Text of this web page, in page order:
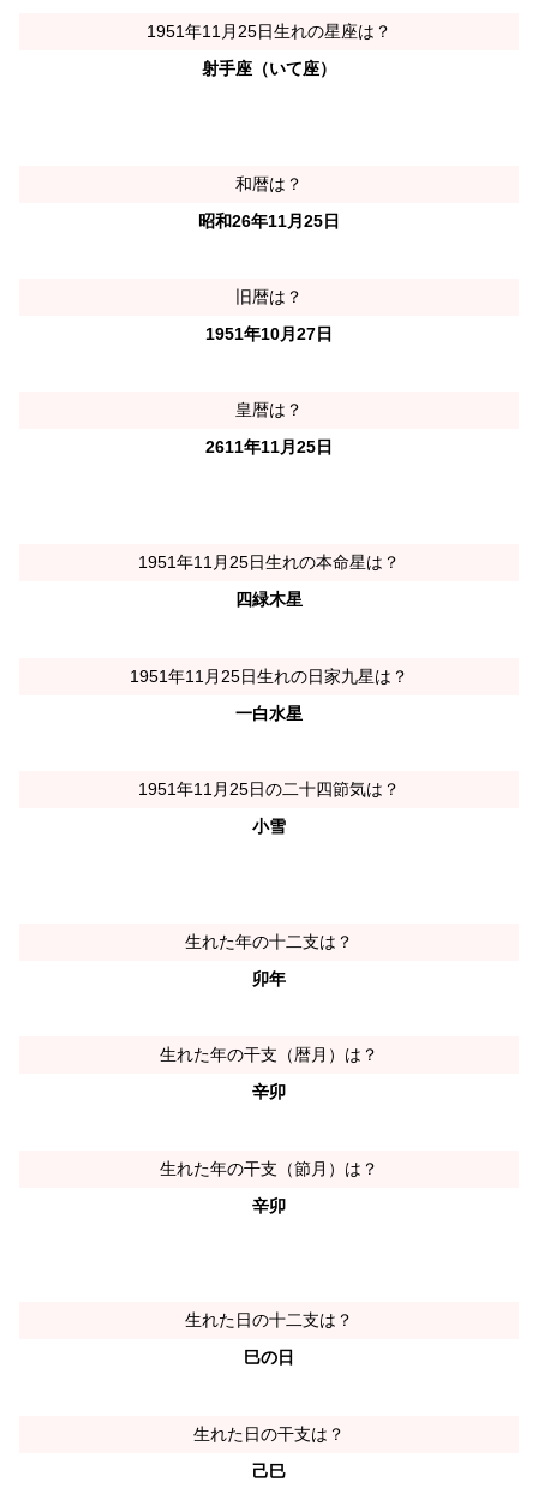
1951年11月25日生れの星座は？
射手座（いて座）
和暦は？
昭和26年11月25日
旧暦は？
1951年10月27日
皇暦は？
2611年11月25日
1951年11月25日生れの本命星は？
四緑木星
1951年11月25日生れの日家九星は？
一白水星
1951年11月25日の二十四節気は？
小雪
生れた年の十二支は？
卯年
生れた年の干支（暦月）は？
辛卯
生れた年の干支（節月）は？
辛卯
生れた日の十二支は？
巳の日
生れた日の干支は？
己巳